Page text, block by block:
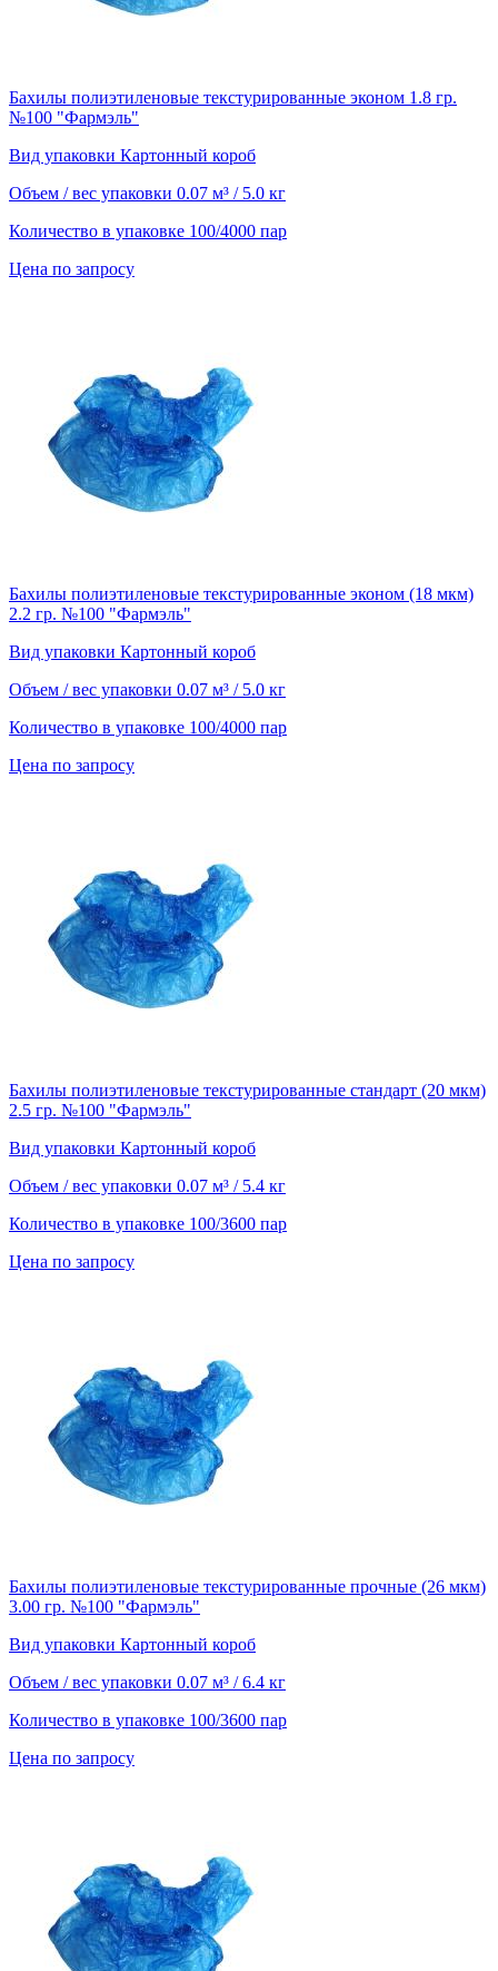
Бахилы полиэтиленовые текстурированные эконом 1.8 гр.
№100 "Фармэль"
Вид упаковки Картонный короб
Объем / вес упаковки 0.07 м³ / 5.0 кг
Количество в упаковке 100/4000 пар
Цена по запросу
Бахилы полиэтиленовые текстурированные эконом (18 мкм)
2.2 гр. №100 "Фармэль"
Вид упаковки Картонный короб
Объем / вес упаковки 0.07 м³ / 5.0 кг
Количество в упаковке 100/4000 пар
Цена по запросу
Бахилы полиэтиленовые текстурированные стандарт (20 мкм)
2.5 гр. №100 "Фармэль"
Вид упаковки Картонный короб
Объем / вес упаковки 0.07 м³ / 5.4 кг
Количество в упаковке 100/3600 пар
Цена по запросу
Бахилы полиэтиленовые текстурированные прочные (26 мкм)
3.00 гр. №100 "Фармэль"
Вид упаковки Картонный короб
Объем / вес упаковки 0.07 м³ / 6.4 кг
Количество в упаковке 100/3600 пар
Цена по запросу